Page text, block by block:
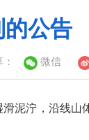
公告
微信
泥泞，沿线山